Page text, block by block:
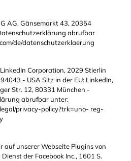
AG, Gänsemarkt 43, 20354
abrufbar
de/datenschutzerklaerung
Corporation, 2029 Stierlin
- USA Sitz in der EU: LinkedIn,
Str. 12, 80331 München -
abrufbar unter:
privacy-policy?trk=uno- reg-
auf unserer Webseite Plugins von
der Facebook Inc., 1601 S.